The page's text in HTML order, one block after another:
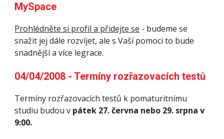
MySpace
Prohlédněte si profil a přidejte se - budeme se
snažit jej dále rozvíjet, ale s Vaší pomoci to bude
snadnější a více legrace.
04/04/2008 - Termíny rozřazovacích testů
Termíny rozřazovacích testů k pomaturitnímu
studiu budou v pátek 27. června nebo 29. srpna v
9:00.